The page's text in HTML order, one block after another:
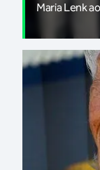
Maria Lenk